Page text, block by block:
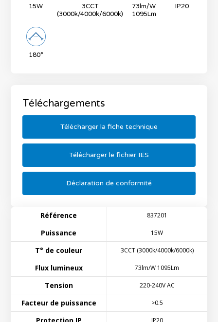
15W
3CCT
(3000k/4000k/6000k)
73lm/W
1095Lm
IP20
180°
Téléchargements
Télécharger la fiche technique
Télécharger le fichier IES
Déclaration de conformité
Référence 837201
Puissance 15W
T° de couleur 3CCT (3000k/4000k/6000k)
Flux lumineux 73lm/W 1095Lm
Tension 220-240V AC
Facteur de puissance >0.5
Protection IP IP20